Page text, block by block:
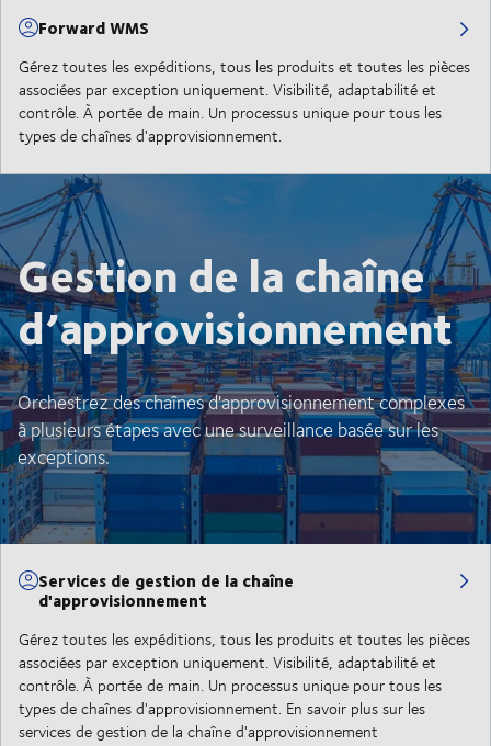
Forward WMS
Gérez toutes les expéditions, tous les produits et toutes les pièces
associées par exception uniquement. Visibilité, adaptabilité et
contrôle. À portée de main. Un processus unique pour tous les
types de chaînes d'approvisionnement.
Gestion de la chaîne
d’approvisionnement
Orchestrez des chaînes d'approvisionnement complexes
à plusieurs étapes avec une surveillance basée sur les
exceptions.
Services de gestion de la chaîne
d'approvisionnement
Gérez toutes les expéditions, tous les produits et toutes les pièces
associées par exception uniquement. Visibilité, adaptabilité et
contrôle. À portée de main. Un processus unique pour tous les
types de chaînes d'approvisionnement. En savoir plus sur les
services de gestion de la chaîne d'approvisionnement